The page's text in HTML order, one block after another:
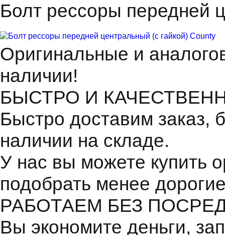
Болт рессоры передней
Оригинальные и
наличии!
БЫСТРО И
Быстро доставим заказ,
наличии на складе.
У нас вы можете купить
подобрать менее
РАБОТАЕМ БЕЗ
Вы экономите деньги,